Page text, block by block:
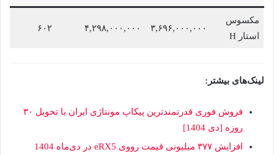
مکسوس
استار H
۳,۶۹۶,۰۰۰,۰۰۰ ۴,۲۹۸,۰۰۰,۰۰۰ ۶۰۲
لینک‌های بیشتر:
فروش فوری قدرتمندترین پیکاپ مونتاژی ایران با تحویل ۳۰
روزه [دی 1404]
افزایش ۳۷۷ میلیونی قیمت رووی eRX5 در دی‌ماه 1404